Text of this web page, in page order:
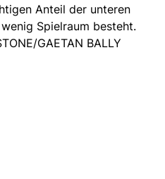
Anteil der unteren
Spielraum besteht.
GAETAN BALLY